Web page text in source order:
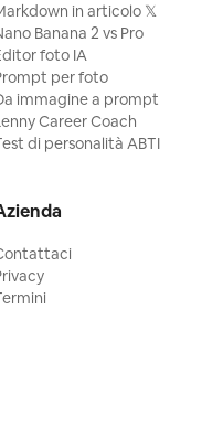
in articolo 𝕏
Banana 2 vs Pro
foto IA
per foto
immagine a prompt
Career Coach
di personalità ABTI